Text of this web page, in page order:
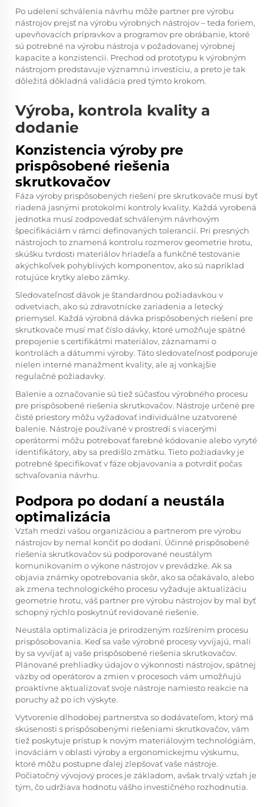
Po udelení schválenia návrhu môže partner pre výrobu
nástrojov prejsť na výrobu výrobných nástrojov – teda foriem,
upevňovacích prípravkov a programov pre obrábanie, ktoré
sú potrebné na výrobu nástroja v požadovanej výrobnej
kapacite a konzistencii. Prechod od prototypu k výrobným
nástrojom predstavuje významnú investíciu, a preto je tak
dôležitá dôkladná validácia pred týmto krokom.
Výroba, kontrola kvality a
dodanie
Konzistencia výroby pre
prispôsobené riešenia
skrutkovačov
Fáza výroby prispôsobených riešení pre skrutkovače musí byť
riadená jasnými protokolmi kontroly kvality. Každá vyrobená
jednotka musí zodpovedať schváleným návrhovým
špecifikáciám v rámci definovaných tolerancií. Pri presných
nástrojoch to znamená kontrolu rozmerov geometrie hrotu,
skúšku tvrdosti materiálov hriadeľa a funkčné testovanie
akýchkoľvek pohyblivých komponentov, ako sú napríklad
rotujúce krytky alebo zámky.
Sledovateľnosť dávok je štandardnou požiadavkou v
odvetviach, ako sú zdravotnícke zariadenia a letecký
priemysel. Každá výrobná dávka prispôsobených riešení pre
skrutkovače musí mať číslo dávky, ktoré umožňuje spätné
prepojenie s certifikátmi materiálov, záznamami o
kontrolách a dátummi výroby. Táto sledovateľnosť podporuje
nielen interné manažment kvality, ale aj vonkajšie
regulačné požiadavky.
Balenie a označovanie sú tiež súčasťou výrobného procesu
pre prispôsobené riešenia skrutkovačov. Nástroje určené pre
čisté priestory môžu vyžadovať individuálne uzatvorené
balenie. Nástroje používané v prostredí s viacerými
operátormi môžu potrebovať farebné kódovanie alebo vyryté
identifikátory, aby sa predišlo zmätku. Tieto požiadavky je
potrebné špecifikovať v fáze objavovania a potvrdiť počas
schvaľovania návrhu.
Podpora po dodaní a neustála
optimalizácia
Vzťah medzi vašou organizáciou a partnerom pre výrobu
nástrojov by nemal končiť po dodaní. Účinné prispôsobené
riešenia skrutkovačov sú podporované neustálym
komunikovaním o výkone nástrojov v prevádzke. Ak sa
objavia známky opotrebovania skôr, ako sa očakávalo, alebo
ak zmena technologického procesu vyžaduje aktualizáciu
geometrie hrotu, váš partner pre výrobu nástrojov by mal byť
schopný rýchlo poskytnúť revidované riešenie.
Neustála optimalizácia je prirodzeným rozšírením procesu
prispôsobovania. Keď sa vaše výrobné procesy vyvíjajú, mali
by sa vyvíjať aj vaše prispôsobené riešenia skrutkovačov.
Plánované prehliadky údajov o výkonnosti nástrojov, spätnej
väzby od operátorov a zmien v procesoch vám umožňujú
proaktívne aktualizovať svoje nástroje namiesto reakcie na
poruchy až po ich výskyte.
Vytvorenie dlhodobej partnerstva so dodávateľom, ktorý má
skúsenosti s prispôsobenými riešeniami skrutkovačov, vám
tiež poskytuje prístup k novým materiálovým technológiám,
inováciám v oblasti výroby a ergonomickejmu výskumu,
ktoré môžu postupne ďalej zlepšovať vaše nástroje.
Počiatočný vývojový proces je základom, avšak trvalý vzťah je
tým, čo udržiava hodnotu vášho investičného rozhodnutia.